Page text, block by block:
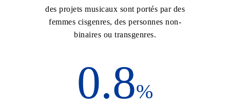
des projets musicaux sont portés par des
femmes cisgenres, des personnes non-
binaires ou transgenres.
0.8%